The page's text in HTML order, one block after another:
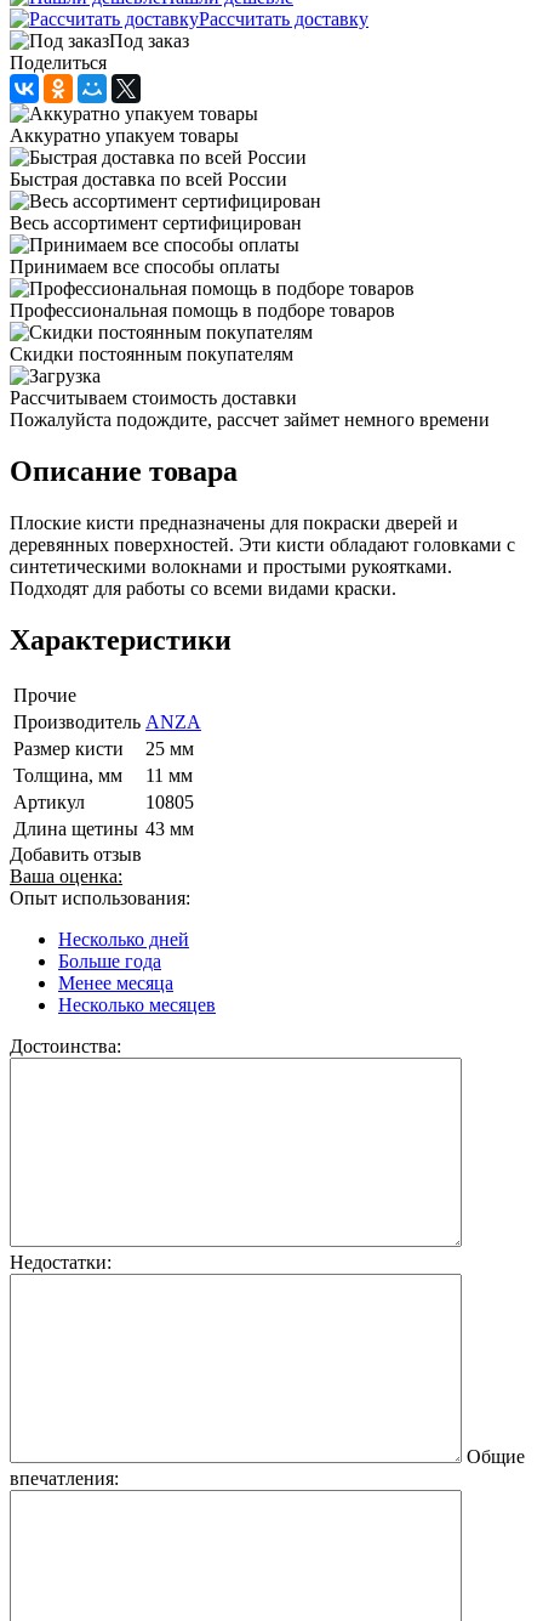
Рассчитать доставку
Под заказ
Поделиться
Аккуратно упакуем товары
Быстрая доставка по всей России
Весь ассортимент сертифицирован
Принимаем все способы оплаты
Профессиональная помощь в подборе товаров
Скидки постоянным покупателям
Рассчитываем стоимость доставки
Пожалуйста подождите, рассчет займет немного времени
Описание товара
Плоские кисти предназначены для покраски дверей и
деревянных поверхностей. Эти кисти обладают головками с
синтетическими волокнами и простыми рукоятками.
Подходят для работы со всеми видами краски.
Характеристики
Прочие
Производитель ANZA
Размер кисти
25 мм
Толщина, мм
11 мм
Артикул
10805
Длина щетины 43 мм
Добавить отзыв
Ваша оценка:
Опыт использования:
Несколько дней
Больше года
Менее месяца
Несколько месяцев
Достоинства:
Недостатки:
Общие
впечатления: